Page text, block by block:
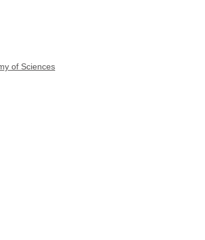
of Sciences